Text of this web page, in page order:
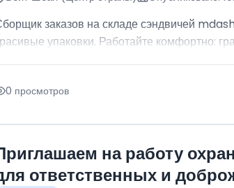
заказов на складе сэндвичей
упаковки. Работайте комфортно:
0 просмотров
на работу
ответственных и